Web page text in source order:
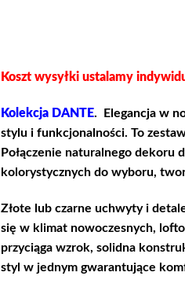
Koszt wysyłki ustalamy
Kolekcja DANTE. Elegancja w
stylu i funkcjonalności. To
Połączenie naturalnego
kolorystycznych do wyboru,
Złote lub czarne uchwyty i
się w klimat nowoczesnych,
przyciąga wzrok, solidna
styl w jednym gwarantujące